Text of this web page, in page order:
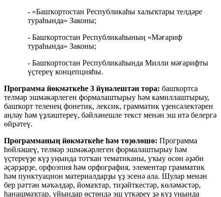
- «Башҡортостан Республикаһы халыҡтары телдәре
тураһында» Законы;
- Башҡортостан Республикаһының «Мәғариф
тураһында» Законы;
- Башҡортостан Республикаһында Милли мәғарифты
үҫтереү концепцияһы.
Программа йөкмәткеһе 3 йүнәлештән тора: башҡортса
телмәр эшмәкәрлеген формалаштырыу һәм камиллаштырыу,
башҡорт теленең фонетик, лексик, грамматик үҙенсәлектәрен
аңлау һәм үҙләштереү, бәйләнешле текст менән эш итә белергә
өйрәтеү.
Программаның йөкмәткеһе һәм төҙөлөшө: Программа
һөйләшеү, телмәр эшмәкәрлеген формалаштырыу һәм
үҫтереүҙе күҙ уңында тотҡан тематиканы, уҡыу өсөн әҙәби
әҫәрҙәрҙе, орфоэпия һәм орфография, элементар грамматик
һәм пунктуацион материалдарҙы үҙ эсенә ала. Шулар менән
бер рәттән мәҡәлдәр, йомаҡтар, тиҙәйткестәр, көләмәстәр,
һанашмаҡтар, уйындар өҫтөндә эш үткәреү ҙә күҙ уңында